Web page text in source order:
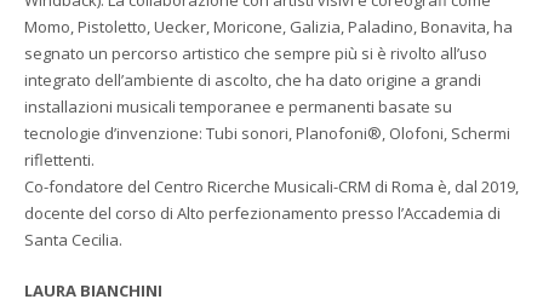
Momo, Pistoletto, Uecker, Moricone, Galizia, Paladino, Bonavita, ha
segnato un percorso artistico che sempre più si è rivolto all’uso
integrato dell’ambiente di ascolto, che ha dato origine a grandi
installazioni musicali temporanee e permanenti basate su
tecnologie d’invenzione: Tubi sonori, Planofoni®, Olofoni, Schermi
riflettenti.
Co-fondatore del Centro Ricerche Musicali-CRM di Roma è, dal 2019,
docente del corso di Alto perfezionamento presso l’Accademia di
Santa Cecilia.
LAURA BIANCHINI